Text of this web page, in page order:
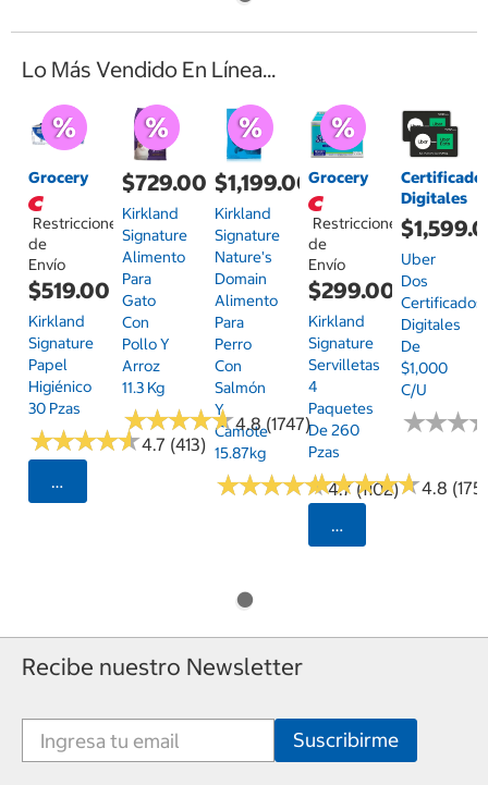
Lo Más Vendido En Línea...
Grocery
Restricciones
de
Envío
$519.00
Kirkland
Signature
Papel
Higiénico
30 Pzas
★★★★★
★★★★★4.7 (413)
Seleccionar Código Postal
$729.00
Kirkland
Signature
Alimento
Para
Gato
Con
Pollo Y
Arroz
11.3 Kg
★★★★★
★★★★★4.8 (1747)
$1,199.00
Kirkland
Signature
Nature's
Domain
Alimento
Para
Perro
Con
Salmón
Y
Camote
15.87kg
★★★★★
★★★★★4.7 (1102)
Grocery
Restricciones
de
Envío
$299.00
Kirkland
Signature
Servilletas
4
Paquetes
De 260
Pzas
★★★★★
★★★★★4.8 (175)
Seleccionar
Digitales
Uber
Dos
Certificados
Digitales
De
$1,000
C/u
★★★
★★★
Recibe nuestro Newsletter